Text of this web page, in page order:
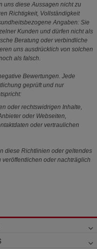
uns diese Aussagen nicht zu
Richtigkeit, Vollständigkeit
Angaben: Sie
Kunden und dürfen nicht als
Beratung oder verbindliche
uns ausdrücklich von solchen
als falsch.
Bewertungen. Jede
geprüft und nur
oder rechtswidrigen Inhalte,
oder Webseiten,
oder vertraulichen
diese Richtlinien oder geltendes
oder nachträglich